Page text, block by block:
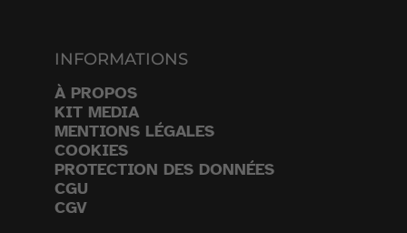
INFORMATIONS
À PROPOS
KIT MEDIA
MENTIONS LÉGALES
COOKIES
PROTECTION DES DONNÉES
CGU
CGV